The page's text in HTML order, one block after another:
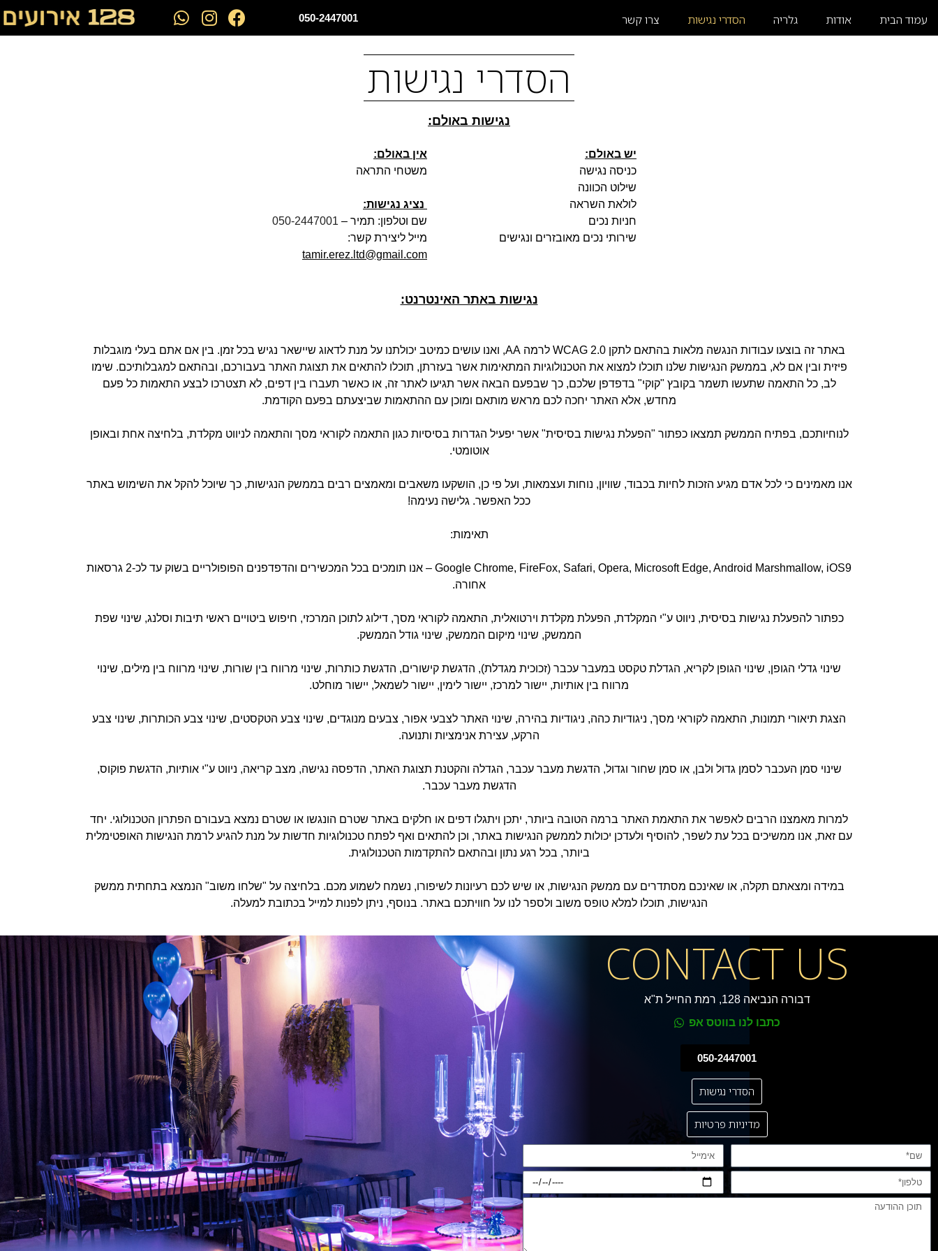
עמוד הבית אודות גלריה הסדרי נגישות צרו קשר 050-2447001
הסדרי נגישות
נגישות באולם:
יש באולם:
כניסה נגישה
שילוט הכוונה
לולאת השראה
חניות נכים
שירותי נכים מאובזרים ונגישים
אין באולם:
משטחי התראה
נציג נגישות:
שם וטלפון: תמיר – 050-2447001
מייל ליצירת קשר:
tamir.erez.ltd@gmail.com
נגישות באתר האינטרנט:
באתר זה בוצעו עבודות הנגשה מלאות בהתאם לתקן WCAG 2.0 לרמה AA, ואנו עושים כמיטב יכולתנו על מנת לדאוג שיישאר נגיש בכל זמן. בין אם אתם בעלי מוגבלות
פיזית ובין אם לא, בממשק הנגישות שלנו תוכלו למצוא את הטכנולוגיות המתאימות אשר בעזרתן, תוכלו להתאים את תצוגת האתר בעבורכם, ובהתאם למגבלותיכם. שימו
לב, כל התאמה שתעשו תשמר בקובץ "קוקי" בדפדפן שלכם, כך שבפעם הבאה אשר תגיעו לאתר זה, או כאשר תעברו בין דפים, לא תצטרכו לבצע התאמות כל פעם
מחדש, אלא האתר יחכה לכם מראש מותאם ומוכן עם ההתאמות שביצעתם בפעם הקודמת.
לנוחיותכם, בפתיח הממשק תמצאו כפתור "הפעלת נגישות בסיסית" אשר יפעיל הגדרות בסיסיות כגון התאמה לקוראי מסך והתאמה לניווט מקלדת, בלחיצה אחת ובאופן
אוטומטי.
אנו מאמינים כי לכל אדם מגיע הזכות לחיות בכבוד, שוויון, נוחות ועצמאות, ועל פי כן, הושקעו משאבים ומאמצים רבים בממשק הנגישות, כך שיוכל להקל את השימוש באתר
ככל האפשר. גלישה נעימה!
תאימות:
Google Chrome, FireFox, Safari, Opera, Microsoft Edge, Android Marshmallow, iOS9 – אנו תומכים בכל המכשירים והדפדפנים הפופולריים בשוק עד לכ-2 גרסאות
אחורה.
כפתור להפעלת נגישות בסיסית, ניווט ע"י המקלדת, הפעלת מקלדת וירטואלית, התאמה לקוראי מסך, דילוג לתוכן המרכזי, חיפוש ביטויים ראשי תיבות וסלנג, שינוי שפת
הממשק, שינוי מיקום הממשק, שינוי גודל הממשק.
שינוי גדלי הגופן, שינוי הגופן לקריא, הגדלת טקסט במעבר עכבר (זכוכית מגדלת), הדגשת קישורים, הדגשת כותרות, שינוי מרווח בין שורות, שינוי מרווח בין מילים, שינוי
מרווח בין אותיות, יישור למרכז, יישור לימין, יישור לשמאל, יישור מוחלט.
הצגת תיאורי תמונות, התאמה לקוראי מסך, ניגודיות כהה, ניגודיות בהירה, שינוי האתר לצבעי אפור, צבעים מנוגדים, שינוי צבע הטקסטים, שינוי צבע הכותרות, שינוי צבע
הרקע, עצירת אנימציות ותנועה.
שינוי סמן העכבר לסמן גדול ולבן, או סמן שחור וגדול, הדגשת מעבר עכבר, הגדלה והקטנת תצוגת האתר, הדפסה נגישה, מצב קריאה, ניווט ע"י אותיות, הדגשת פוקוס,
הדגשת מעבר עכבר.
למרות מאמצנו הרבים לאפשר את התאמת האתר ברמה הטובה ביותר, יתכן ויתגלו דפים או חלקים באתר שטרם הונגשו או שטרם נמצא בעבורם הפתרון הטכנולוגי. יחד
עם זאת, אנו ממשיכים בכל עת לשפר, להוסיף ולעדכן יכולות לממשק הנגישות באתר, וכן להתאים ואף לפתח טכנולוגיות חדשות על מנת להגיע לרמת הנגישות האופטימלית
ביותר, בכל רגע נתון ובהתאם להתקדמות הטכנולוגית.
במידה ומצאתם תקלה, או שאינכם מסתדרים עם ממשק הנגישות, או שיש לכם רעיונות לשיפורו, נשמח לשמוע מכם. בלחיצה על "שלחו משוב" הנמצא בתחתית ממשק
הנגישות, תוכלו למלא טופס משוב ולספר לנו על חוויתכם באתר. בנוסף, ניתן לפנות למייל בכתובת למעלה.
CONTACT US
דבורה הנביאה 128, רמת החייל ת"א
כתבו לנו בווטס אפ
050-2447001
הסדרי נגישות
מדיניות פרטיות